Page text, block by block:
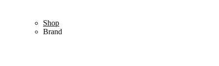
Shop
Brand